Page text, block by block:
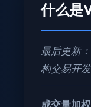
什么是
最后更新
构交易开发